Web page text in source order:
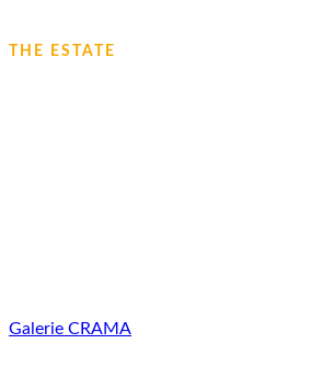
THE ESTATE
Galerie CRAMA